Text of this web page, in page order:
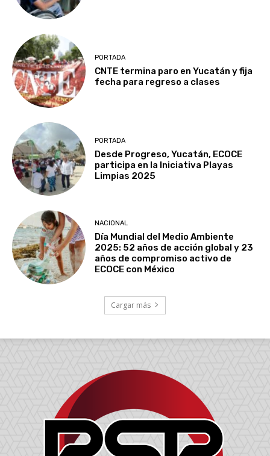
PORTADA
CNTE termina paro en Yucatán y fija
fecha para regreso a clases
PORTADA
Desde Progreso, Yucatán, ECOCE
participa en la Iniciativa Playas
Limpias 2025
NACIONAL
Día Mundial del Medio Ambiente
2025: 52 años de acción global y 23
años de compromiso activo de
ECOCE con México
Cargar más